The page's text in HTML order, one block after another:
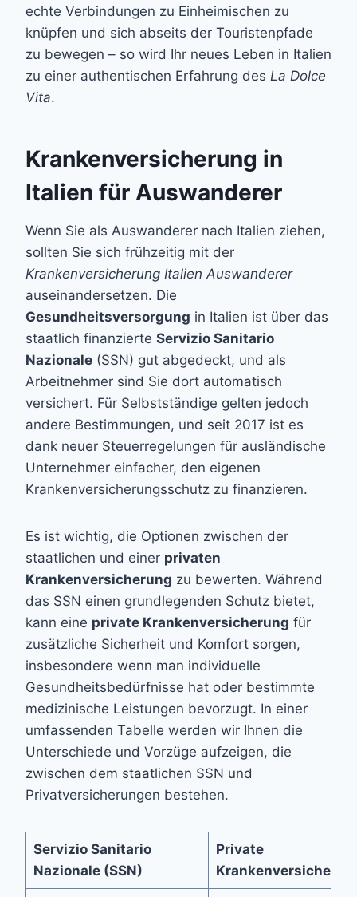
echte Verbindungen zu Einheimischen zu
knüpfen und sich abseits der Touristenpfade
zu bewegen – so wird Ihr neues Leben in Italien
zu einer authentischen Erfahrung des La Dolce
Vita.
Krankenversicherung in
Italien für Auswanderer
Wenn Sie als Auswanderer nach Italien ziehen,
sollten Sie sich frühzeitig mit der
Krankenversicherung Italien Auswanderer
auseinandersetzen. Die
Gesundheitsversorgung in Italien ist über das
staatlich finanzierte Servizio Sanitario
Nazionale (SSN) gut abgedeckt, und als
Arbeitnehmer sind Sie dort automatisch
versichert. Für Selbstständige gelten jedoch
andere Bestimmungen, und seit 2017 ist es
dank neuer Steuerregelungen für ausländische
Unternehmer einfacher, den eigenen
Krankenversicherungsschutz zu finanzieren.
Es ist wichtig, die Optionen zwischen der
staatlichen und einer privaten
Krankenversicherung zu bewerten. Während
das SSN einen grundlegenden Schutz bietet,
kann eine private Krankenversicherung für
zusätzliche Sicherheit und Komfort sorgen,
insbesondere wenn man individuelle
Gesundheitsbedürfnisse hat oder bestimmte
medizinische Leistungen bevorzugt. In einer
umfassenden Tabelle werden wir Ihnen die
Unterschiede und Vorzüge aufzeigen, die
zwischen dem staatlichen SSN und
Privatversicherungen bestehen.
Servizio Sanitario
Nazionale (SSN)
Private